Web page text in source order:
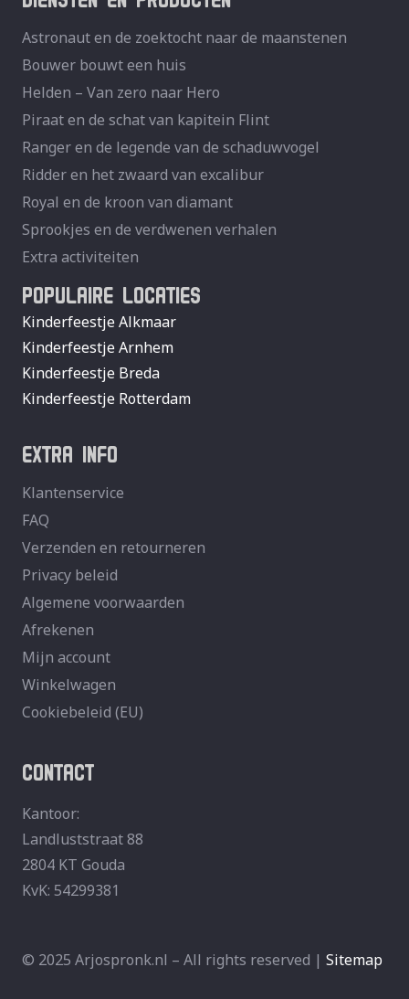
Astronaut en de zoektocht naar de maanstenen
Bouwer bouwt een huis
Helden – Van zero naar Hero
Piraat en de schat van kapitein Flint
Ranger en de legende van de schaduwvogel
Ridder en het zwaard van excalibur
Royal en de kroon van diamant
Sprookjes en de verdwenen verhalen
Extra activiteiten
POPULAIRE LOCATIES
Kinderfeestje Alkmaar
Kinderfeestje Arnhem
Kinderfeestje Breda
Kinderfeestje Rotterdam
EXTRA INFO
Klantenservice
FAQ
Verzenden en retourneren
Privacy beleid
Algemene voorwaarden
Afrekenen
Mijn account
Winkelwagen
Cookiebeleid (EU)
CONTACT
Kantoor:
Landluststraat 88
2804 KT Gouda
KvK: 54299381
© 2025 Arjospronk.nl – All rights reserved | Sitemap